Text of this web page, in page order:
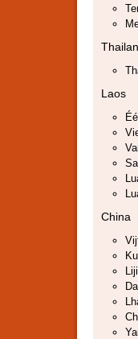
Laos
China